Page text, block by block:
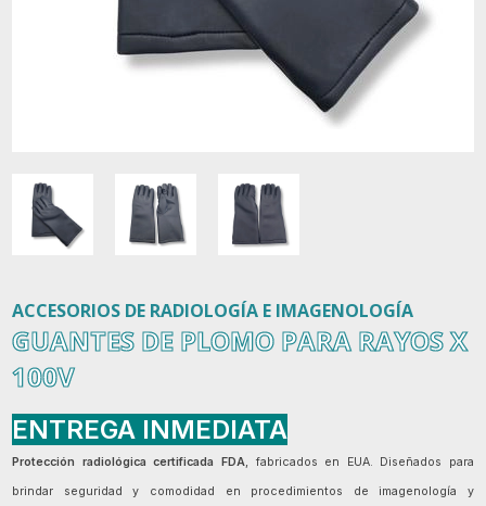
ACCESORIOS DE RADIOLOGÍA E IMAGENOLOGÍA
GUANTES DE PLOMO PARA RAYOS X
100V
ENTREGA INMEDIATA
Protección radiológica certificada FDA, fabricados en EUA. Diseñados para
brindar seguridad y comodidad en procedimientos de imagenología y